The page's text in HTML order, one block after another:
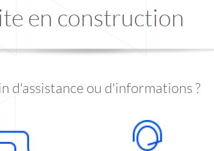
en construction
d'assistance ou d'informations ?